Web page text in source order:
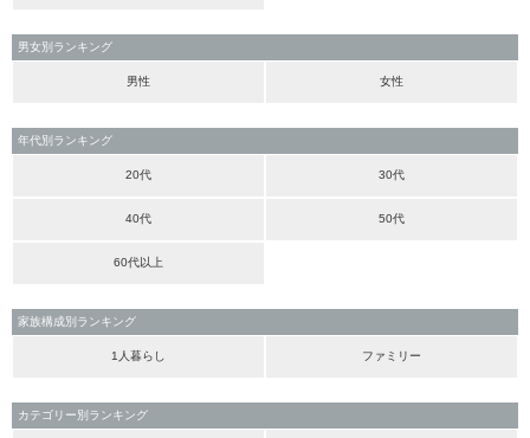
男女別ランキング
男性 女性
年代別ランキング
20代 30代
40代 50代
60代以上
家族構成別ランキング
1人暮らし ファミリー
カテゴリー別ランキング